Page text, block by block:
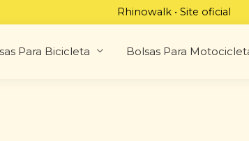
Rhinowalk • Site oficial
Para Bicicleta Bolsas Para